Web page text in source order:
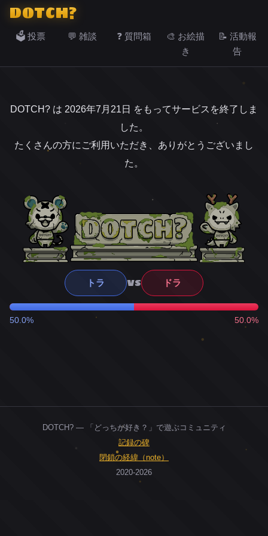
DOTCH?
🗳️ 投票 💬 雑談 ❓ 質問箱
🎨 お絵描
き
📝 活動報
告
DOTCH? は 2026年7月21日 をもってサービスを終了しま
した。
たくさんの方にご利用いただき、ありがとうございまし
た。
トラ VS ドラ
50.0% 50.0%
DOTCH? — 「どっちが好き？」で遊ぶコミュニティ
記録の碑
閉鎖の経緯（note）
2020-2026